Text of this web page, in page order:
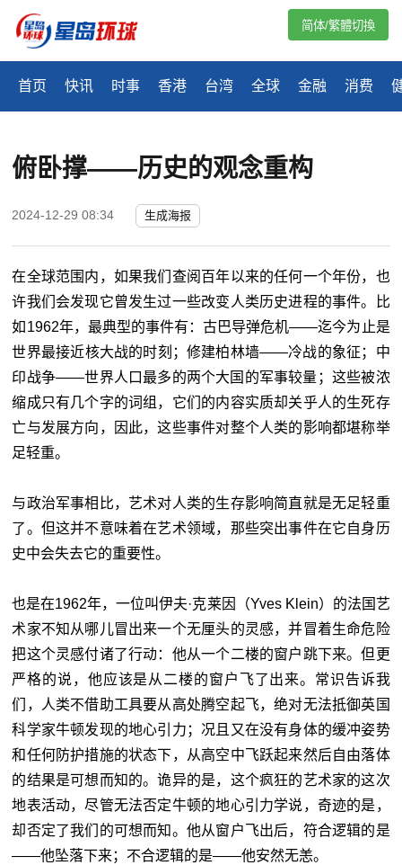
首页 快讯 时事 香港 台湾 全球 金融 消费
简体/繁體切換
俯卧撑——历史的观念重构
2024-12-29 08:34 生成海报
在全球范围内，如果我们查阅百年以来的任何一个年份，也
许我们会发现它曾发生过一些改变人类历史进程的事件。比
如 1962年，最典型的事件有：古巴导弹危机——迄今为止是
世界最接近核大战的时刻；修建柏林墙——冷战的象征；中
印战争——世界人口最多的两个大国的军事较量；这些被浓
缩成只有几个字的词组，它们的内容实质却关乎人的生死存
亡与发展方向，因此，这些事件对整个人类的影响都堪称举
足轻重。
与政治军事相比，艺术对人类的生存影响简直就是无足轻重
了。但这并不意味着在艺术领域，那些突出事件在它自身历
史中会失去它的重要性。
也是在1962年，一位叫伊夫·克莱因（Yves Klein）的法国艺
术家不知从哪儿冒出来一个无厘头的灵感，并冒着生命危险
把这个灵感付诸了行动：他从一个二楼的窗户跳下来。但更
严格的说，他应该是从二楼的窗户飞了出来。常识告诉我
们，人类不借助工具要从高处腾空起飞，绝对无法抵御英国
科学家牛顿发现的地心引力；况且又在没有身体的缓冲姿势
和任何防护措施的状态下，从高空中飞跃起来然后自由落体
的结果是可想而知的。诡异的是，这个疯狂的艺术家的这次
地表活动，尽管无法否定牛顿的地心引力学说，奇迹的是，
却否定了我们的可想而知。他从窗户飞出后，符合逻辑的是
——他坠落下来；不合逻辑的是——他安然无恙。